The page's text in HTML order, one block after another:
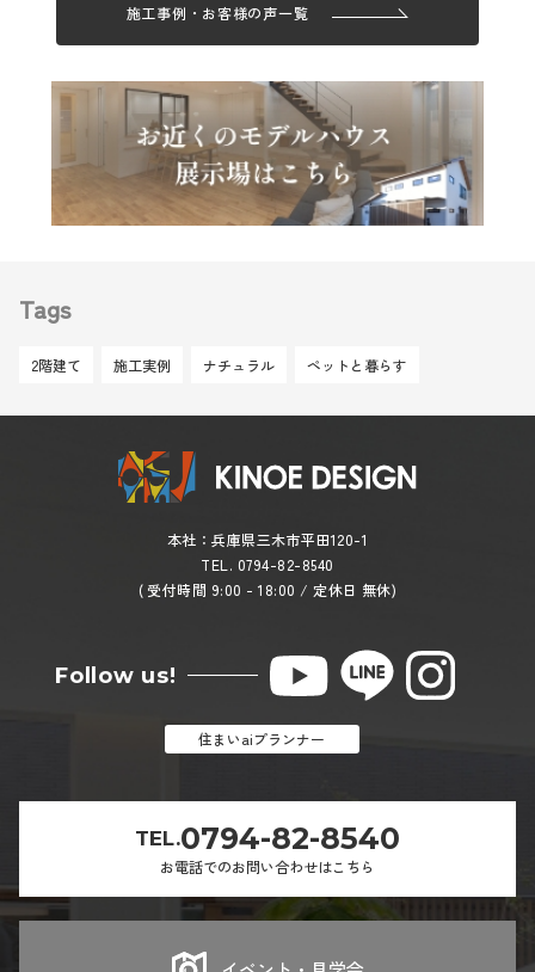
施工事例・お客様の声一覧
Tags
2階建て 施工実例 ナチュラル ペットと暮らす
本社：兵庫県三木市平田120-1
TEL. 0794-82-8540
( 受付時間 9:00 - 18:00 / 定休日 無休)
Follow us!
住まいaiプランナー
TEL.0794-82-8540
お電話でのお問い合わせはこちら